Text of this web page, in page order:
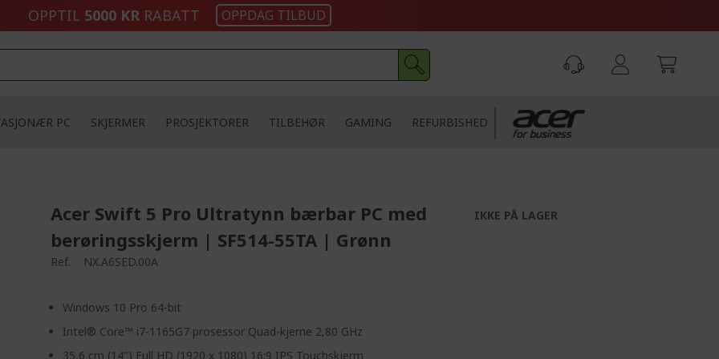
OPPTIL 5000 KR RABATT OPPDAG TILBUD
PC SKJERMER PROSJEKTORER TILBEHØR GAMING REFURBISHED
Acer Swift 5 Pro Ultratynn bærbar PC med
berøringsskjerm | SF514-55TA | Grønn
Ref. NX.A6SED.00A
Windows 10 Pro 64-bit
Intel® Core™ i7-1165G7 prosessor Quad-kjerne 2,80 GHz
35,6 cm (14") Full HD (1920 x 1080) 16:9 IPS Touchskjerm
IKKE PÅ LAGER